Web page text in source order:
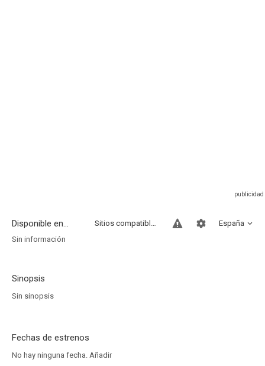
Disponible en... España
Sitios compatibles
Sin información
Sinopsis
Sin sinopsis
Fechas de estrenos
No hay ninguna fecha. Añadir